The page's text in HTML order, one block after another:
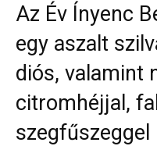
Az Év Ínyenc
egy aszalt
diós, valamint
citromhéjjal,